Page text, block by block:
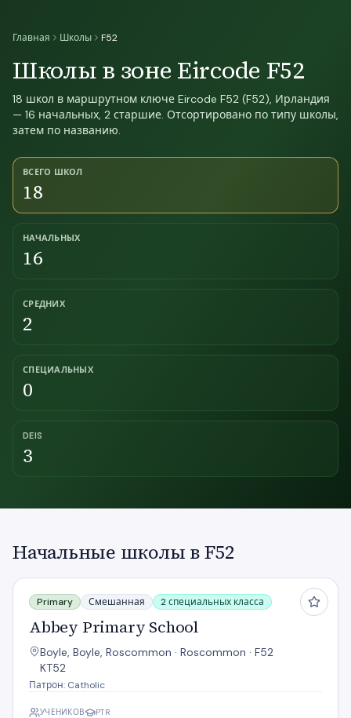
Главная Школы F52
Школы в зоне Eircode F52
18 школ в маршрутном ключе Eircode F52 (F52), Ирландия
— 16 начальных, 2 старшие. Отсортировано по типу школы,
затем по названию.
ВСЕГО ШКОЛ
18
НАЧАЛЬНЫХ
16
СРЕДНИХ
2
СПЕЦИАЛЬНЫХ
0
DEIS
3
Начальные школы в F52
Abbey Primary School
Primary Смешанная 2 специальных класса
Abbey Primary School
Boyle, Boyle, Roscommon · Roscommon · F52
KT52
Патрон: Catholic
УЧЕНИКОВ PTR